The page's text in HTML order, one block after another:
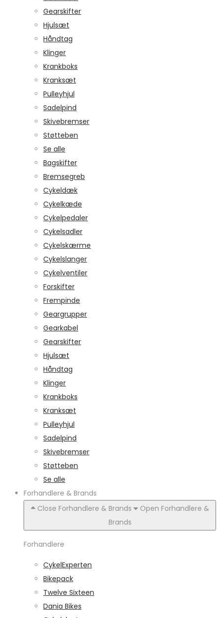
Gearskifter
Hjulsæt
Håndtag
Klinger
Krankboks
Kranksæt
Pulleyhjul
Sadelpind
Skivebremser
Støtteben
Se alle
Bagskifter
Bremsegreb
Cykeldæk
Cykelkæde
Cykelpedaler
Cykelsadler
Cykelskærme
Cykelslanger
Cykelventiler
Forskifter
Frempinde
Geargrupper
Gearkabel
Gearskifter
Hjulsæt
Håndtag
Klinger
Krankboks
Kranksæt
Pulleyhjul
Sadelpind
Skivebremser
Støtteben
Se alle
Forhandlere & Brands
Close Forhandlere & Brands
Open Forhandlere &
Brands
Forhandlere
CykelExperten
Bikepack
Twelve Sixteen
Dania Bikes